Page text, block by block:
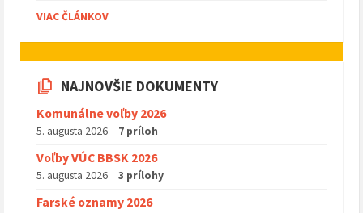
VIAC ČLÁNKOV
NAJNOVŠIE DOKUMENTY
Komunálne voľby 2026
5. augusta 2026 7 príloh
Voľby VÚC BBSK 2026
5. augusta 2026 3 prílohy
Farské oznamy 2026